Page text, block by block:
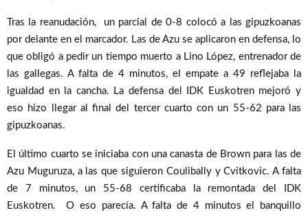
Tras la reanudación, un parcial de 0-8 colocó a las gipuzkoanas
por delante en el marcador. Las de Azu se aplicaron en defensa, lo
que obligó a pedir un tiempo muerto a Lino López, entrenador de
las gallegas. A falta de 4 minutos, el empate a 49 reflejaba la
igualdad en la cancha. La defensa del IDK Euskotren mejoró y
eso hizo llegar al final del tercer cuarto con un 55-62 para las
gipuzkoanas.
El último cuarto se iniciaba con una canasta de Brown para las de
Azu Muguruza, a las que siguieron Coulibally y Cvitkovic. A falta
de 7 minutos, un 55-68 certificaba la remontada del IDK
Euskotren. O eso parecía. A falta de 4 minutos el banquillo